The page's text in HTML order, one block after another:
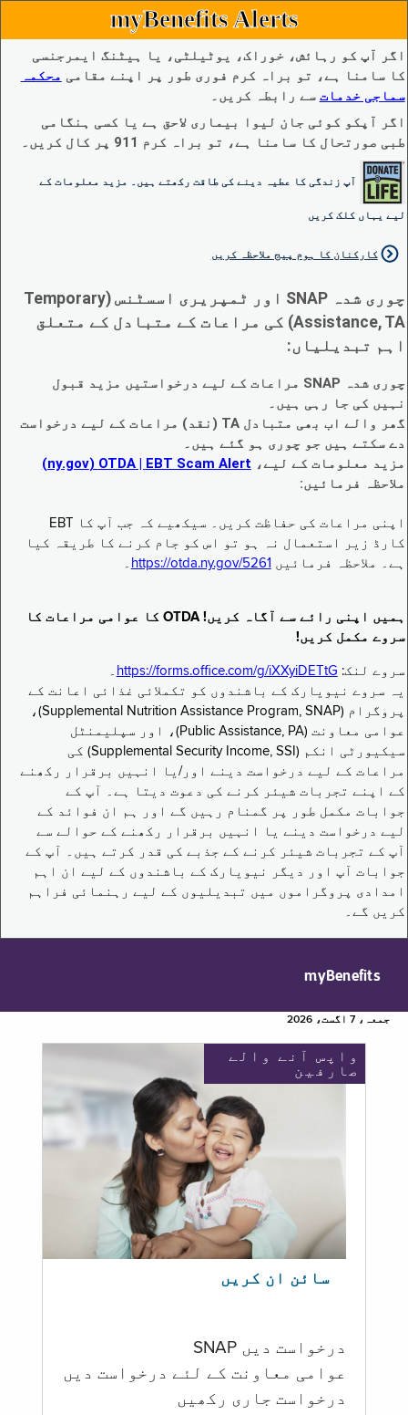
myBenefits Alerts
اگر آپ کو رہائش، خوراک، یوٹیلٹی، یا ہیٹنگ ایمرجنسی
کا سامنا ہے، تو براہ کرم فوری طور پر اپنے مقامی محکمہ
سماجی خدمات سے رابطہ کریں۔
اگر آپکو کوئی جان لیوا بیماری لاحق ہے یا کسی ہنگامی
طبی صورتحال کا سامنا ہے، تو براہ کرم 911 پر کال کریں۔
آپ زندگی کا عطیہ دینے کی طاقت رکھتے ہیں۔ مزید معلومات کے
لیے یہاں کلک کریں
کارکنان کا ہوم پیج ملاحظہ کریں
چوری شدہ SNAP اور ٹمپریری اسسٹنس (Temporary
Assistance, TA) کی مراعات کے متبادل کے متعلق
اہم تبدیلیاں:
چوری شدہ SNAP مراعات کے لیے درخواستیں مزید قبول
نہیں کی جا رہی ہیں۔
گھر والے اب بھی متبادل TA (نقد) مراعات کے لیے درخواست
دے سکتے ہیں جو چوری ہو گئے ہیں۔
مزید معلومات کے لیے، EBT Scam Alert ‏| OTDA ‏(ny.gov)
ملاحظہ فرمائیں:
اپنی مراعات کی حفاظت کریں۔ سیکھیے کہ جب آپ کا EBT
کارڈ زیر استعمال نہ ہو تو اس کو جام کرنے کا طریقہ کیا
ہے۔ ملاحظہ فرمائیں https://otda.ny.gov/5261 ۔
ہمیں اپنی رائے سے آگاہ کریں! OTDA کا عوامی مراعات کا
سروے مکمل کریں!
سروے لنک: https://forms.office.com/g/iXXyiDETtG ۔
یہ سروے نیویارک کے باشندوں کو تکملائی غذائی اعانت کے
پروگرام (Supplemental Nutrition Assistance Program, SNAP)،
عوامی معاونت (Public Assistance, PA)، اور سپلیمنٹل
سیکیورٹی انکم (Supplemental Security Income, SSI) کی
مراعات کے لیے درخواست دینے اور/یا انہیں برقرار رکھنے
کے اپنے تجربات شیئر کرنے کی دعوت دیتا ہے۔ آپ کے
جوابات مکمل طور پر گمنام رہیں گے اور ہم ان فوائد کے
لیے درخواست دینے یا انہیں برقرار رکھنے کے حوالے سے
آپ کے تجربات شیئر کرنے کے جذبے کی قدر کرتے ہیں۔ آپ کے
جوابات آپ اور دیگر نیویارک کے باشندوں کے لیے ان اہم
امدادی پروگراموں میں تبدیلیوں کے لیے رہنمائی فراہم
کریں گے۔
myBenefits
جمعہ، 7 اگست، 2026
واپس آنے والے
صارفین
سائن ان کریں
درخواست دیں SNAP
عوامی معاونت کے لئے درخواست دیں
درخواست جاری رکھیں